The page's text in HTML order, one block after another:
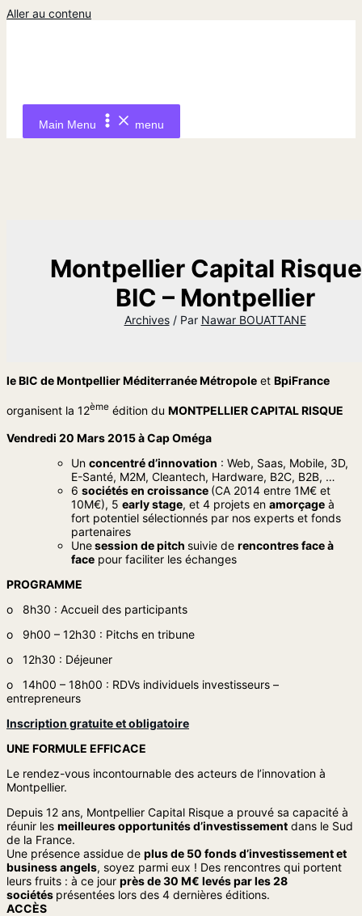
Aller au contenu
Main Menu menu
Montpellier Capital
BIC – Montpellier
Archives/ Par Nawar BOUATTANE
le BIC de Montpellier Méditerranée Métropole et BpiFrance
organisent la 12ème édition du MONTPELLIER CAPITAL RISQUE
Vendredi 20 Mars 2015 à Cap Oméga
Un concentré d’innovation : Web, Saas, Mobile, 3D,
E-Santé, M2M, Cleantech, Hardware, B2C, B2B, …
6 sociétés en croissance (CA 2014 entre 1M€ et
10M€), 5 early stage, et 4 projets en amorçage à
fort potentiel sélectionnés par nos experts et fonds
partenaires
Unesession de pitch suivie de rencontres face à
face pour faciliter les échanges
PROGRAMME
o 8h30 : Accueil des participants
o 9h00 – 12h30 : Pitchs en tribune
o 12h30 : Déjeuner
o 14h00 – 18h00 : RDVs individuels investisseurs –
entrepreneurs
Inscription gratuite et obligatoire
UNE FORMULE EFFICACE
Le rendez-vous incontournable des acteurs de l’innovation à
Montpellier.
Depuis 12 ans, Montpellier Capital Risque a prouvé sa capacité à
réunir les meilleures opportunités d’investissement dans le Sud
de la France.
Une présence assidue de plus de 50 fonds d’investissement et
business angels, soyez parmi eux ! Des rencontres qui portent
leurs fruits : à ce jour près de 30 M€ levés par les 28
sociétés présentées lors des 4 dernières éditions.
ACCÈS